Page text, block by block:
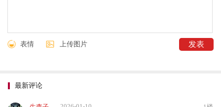
表情 上传图片
最新评论